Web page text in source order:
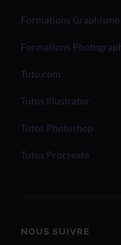
Formations
Formations
Tuto.com
Tutos Illustrator
Tutos Photoshop
Tutos Procreate
NOUS SUIVRE